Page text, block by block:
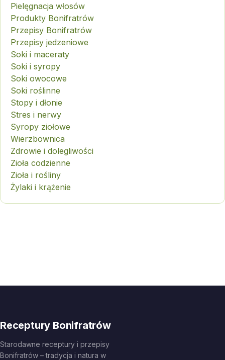
Pielęgnacja włosów
Produkty Bonifratrów
Przepisy Bonifratrów
Przepisy jedzeniowe
Soki i maceraty
Soki i syropy
Soki owocowe
Soki roślinne
Stopy i dłonie
Stres i nerwy
Syropy ziołowe
Wierzbownica
Zdrowie i dolegliwości
Zioła codzienne
Zioła i rośliny
Żylaki i krążenie
Receptury Bonifratrów
Starodawne receptury i przepisy
Bonifratrów – tradycja i natura w